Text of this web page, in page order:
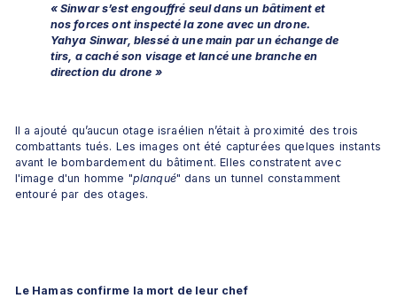
« Sinwar s’est engouffré seul dans un bâtiment et
nos forces ont inspecté la zone avec un drone.
Yahya Sinwar, blessé à une main par un échange de
tirs, a caché son visage et lancé une branche en
direction du drone »
Il a ajouté qu’aucun otage israélien n’était à proximité des trois
combattants tués. Les images ont été capturées quelques instants
avant le bombardement du bâtiment. Elles constratent avec
l'image d'un homme "planqué" dans un tunnel constamment
entouré par des otages.
Le Hamas confirme la mort de leur chef